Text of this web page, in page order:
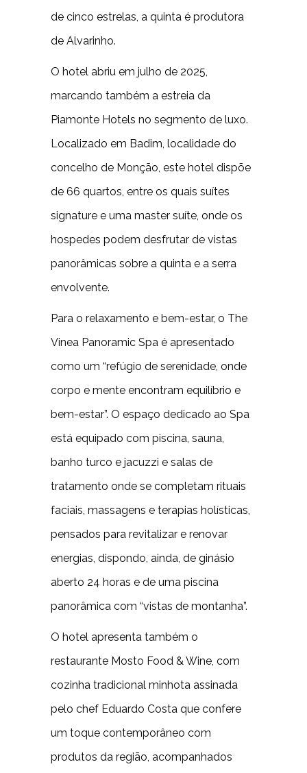
de cinco estrelas, a quinta é produtora
de Alvarinho.
O hotel abriu em julho de 2025,
marcando também a estreia da
Piamonte Hotels no segmento de luxo.
Localizado em Badim, localidade do
concelho de Monção, este hotel dispõe
de 66 quartos, entre os quais suítes
signature e uma master suíte, onde os
hospedes podem desfrutar de vistas
panorâmicas sobre a quinta e a serra
envolvente.
Para o relaxamento e bem-estar, o The
Vinea Panoramic Spa é apresentado
como um “refúgio de serenidade, onde
corpo e mente encontram equilíbrio e
bem-estar”. O espaço dedicado ao Spa
está equipado com piscina, sauna,
banho turco e jacuzzi e salas de
tratamento onde se completam rituais
faciais, massagens e terapias holísticas,
pensados para revitalizar e renovar
energias, dispondo, ainda, de ginásio
aberto 24 horas e de uma piscina
panorâmica com “vistas de montanha”.
O hotel apresenta também o
restaurante Mosto Food & Wine, com
cozinha tradicional minhota assinada
pelo chef Eduardo Costa que confere
um toque contemporâneo com
produtos da região, acompanhados